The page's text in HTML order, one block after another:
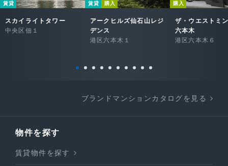
賃貸
スカイライトタワー
中央区佃１
賃貸 購入
アークヒルズ仙石山レジ
デンス
港区六本木１
購入
ザ・ウエストミ
六本木
港区六本木６
ブランドマンションカタログを見る
物件を探す
賃貸物件を探す